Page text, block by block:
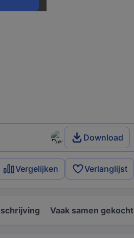
Download
Vergelijken Verlanglijst
Vaak samen gekocht